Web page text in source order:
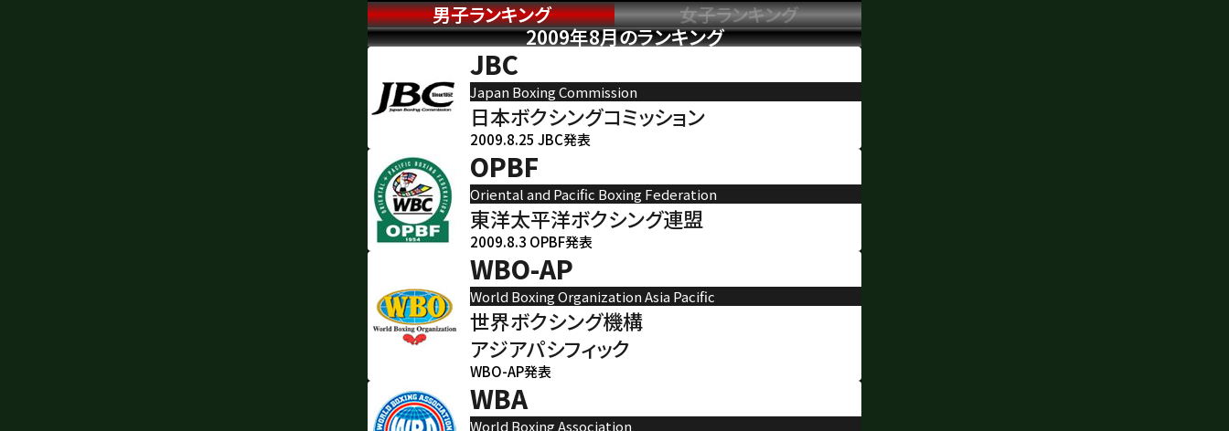
男子ランキング 女子ランキング
2009年8月のランキング
JBC
Japan Boxing Commission
日本ボクシングコミッション
2009.8.25 JBC発表
OPBF
Oriental and Pacific Boxing Federation
東洋太平洋ボクシング連盟
2009.8.3 OPBF発表
WBO-AP
World Boxing Organization Asia Pacific
世界ボクシング機構
アジアパシフィック
WBO-AP発表
WBA
World Boxing Association